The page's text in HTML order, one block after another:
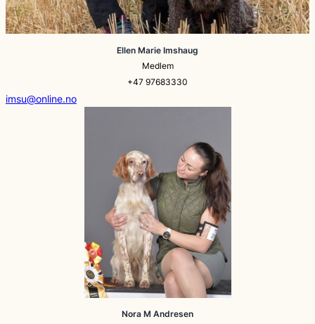
Ellen Marie Imshaug
Medlem
+47 97683330
imsu@online.no
Nora M Andresen